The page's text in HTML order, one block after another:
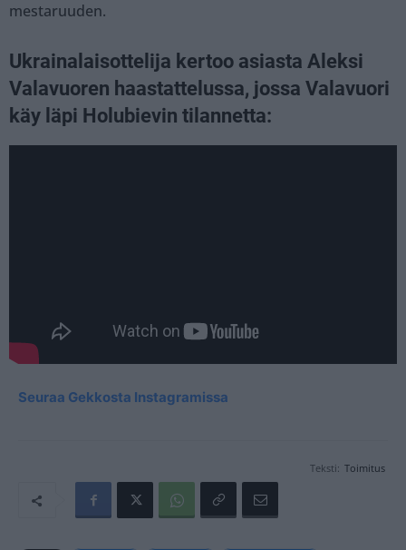
mestaruuden.
Ukrainalaisottelija kertoo asiasta Aleksi
Valavuoren haastattelussa, jossa Valavuori
käy läpi Holubievin tilannetta:
Seuraa Gekkosta Instagramissa
Teksti: Toimitus